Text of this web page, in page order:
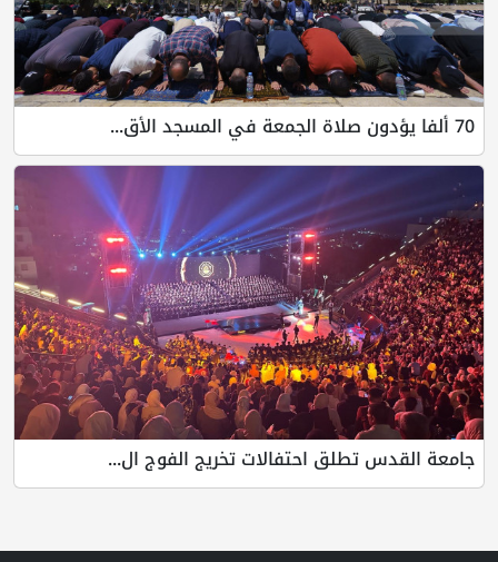
70 ألفا يؤدون صلاة الجمعة في المسجد الأق...
جامعة القدس تطلق احتفالات تخريج الفوج ال...